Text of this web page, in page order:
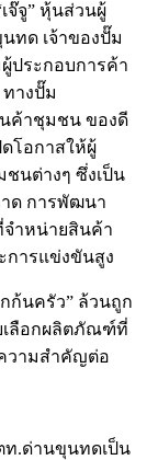
จ๊จู” หุ้นส่วนผู้
ทด เจ้าของปั๊ม
ประกอบการค้า
างปั๊ม
ค้าชุมชน ของดี
ดโอกาสให้ผู้
นต่างๆ ซึ่งเป็น
าด การพัฒนา
ำหน่ายสินค้า
การแข่งขันสูง
ก้นครัว” ล้วนถูก
เลือกผลิตภัณฑ์ที่
วามสำคัญต่อ
ท.ด่านขุนทดเป็น